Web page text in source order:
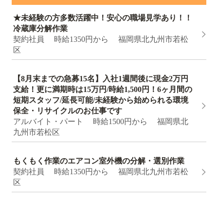
★未経験の方多数活躍中！安心の職場見学あり！！
冷蔵庫分解作業
契約社員 時給1350円から 福岡県北九州市若松
区
【8月末までの急募15名】入社1週間後に現金2万円
支給！更に満期時は15万円/時給1,500円！6ヶ月間の
短期スタッフ/延長可能/未経験から始められる環境
保全・リサイクルのお仕事です
アルバイト・パート 時給1500円から 福岡県北
九州市若松区
もくもく作業のエアコン室外機の分解・選別作業
契約社員 時給1350円から 福岡県北九州市若松
区